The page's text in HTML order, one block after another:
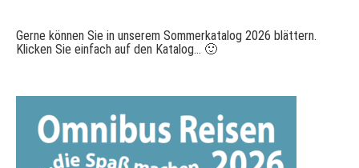
Gerne können Sie in unserem Sommerkatalog 2026 blättern.
Klicken Sie einfach auf den Katalog... 🙂